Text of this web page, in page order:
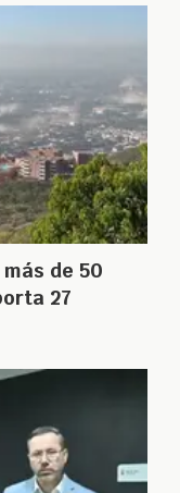
de 50
27